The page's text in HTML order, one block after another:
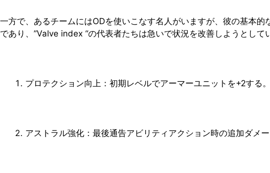
一方で、あるチームにはODを使いこなす名人がいますが、彼の基本
であり、”Valve index “の代表者たちは急いで状況を改善しようとし
プロテクション向上：初期レベルでアーマーユニットを+2する。
アストラル強化：最後通告アビリティアクション時の追加ダメ